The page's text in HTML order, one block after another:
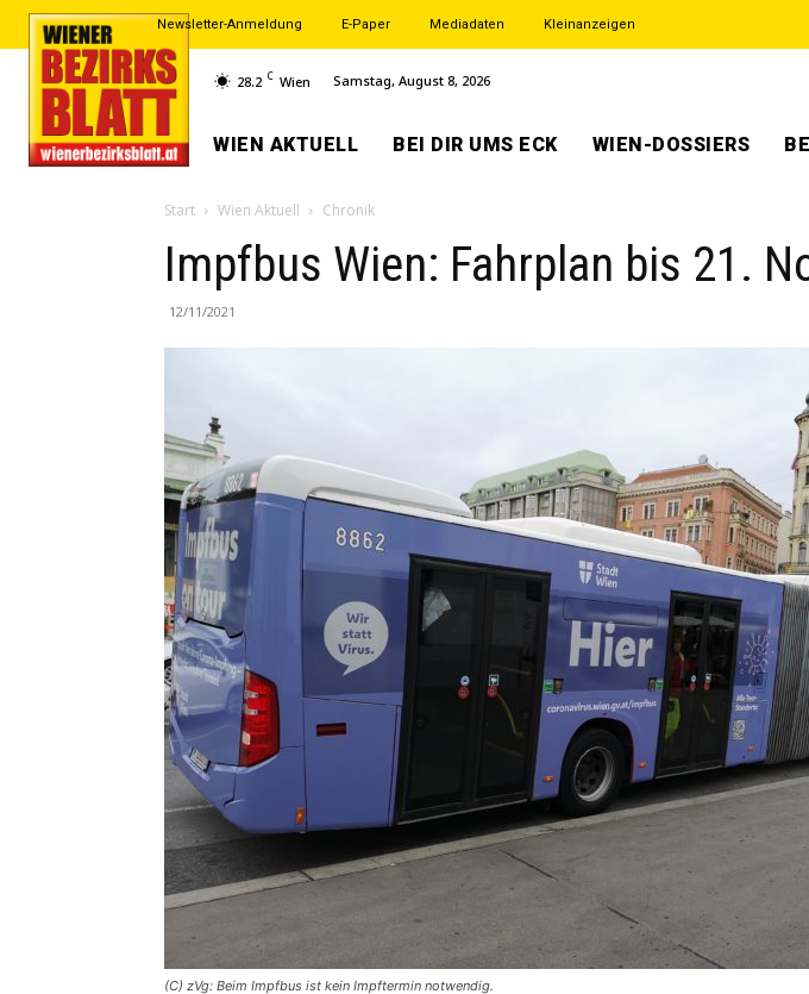
Newsletter-Anmeldung E-Paper Mediadaten Kleinanzeigen
28.2 C Wien Samstag, August 8, 2026
WIEN AKTUELL BEI DIR UMS ECK WIEN-DOSSIERS
Start Wien Aktuell Chronik
Impfbus Wien: Fahrplan bis 21.
12/11/2021
(C) zVg: Beim Impfbus ist kein Impftermin notwendig.